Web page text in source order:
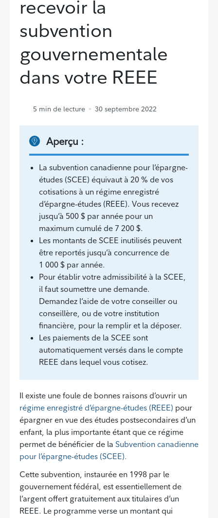
recevoir la
subvention
gouvernementale
dans votre REEE
5 min de lecture 30 septembre 2022
Aperçu :
La subvention canadienne pour l’épargne-
études (SCEE) équivaut à 20 % de vos
cotisations à un régime enregistré
d’épargne-études (REEE). Vous recevez
jusqu’à 500 $ par année pour un
maximum cumulé de 7 200 $.
Les montants de SCEE inutilisés peuvent
être reportés jusqu’à concurrence de
1 000 $ par année.
Pour établir votre admissibilité à la SCEE,
il faut soumettre une demande.
Demandez l’aide de votre conseiller ou
conseillère, ou de votre institution
financière, pour la remplir et la déposer.
Les paiements de la SCEE sont
automatiquement versés dans le compte
REEE dans lequel vous cotisez.
Il existe une foule de bonnes raisons d’ouvrir un
régime enregistré d’épargne-études (REEE) pour
épargner en vue des études postsecondaires d’un
enfant, la plus importante étant que ce régime
permet de bénéficier de la Subvention canadienne
pour l’épargne-études (SCEE).
Cette subvention, instaurée en 1998 par le
gouvernement fédéral, est essentiellement de
l’argent offert gratuitement aux titulaires d’un
REEE. Le programme verse un montant qui